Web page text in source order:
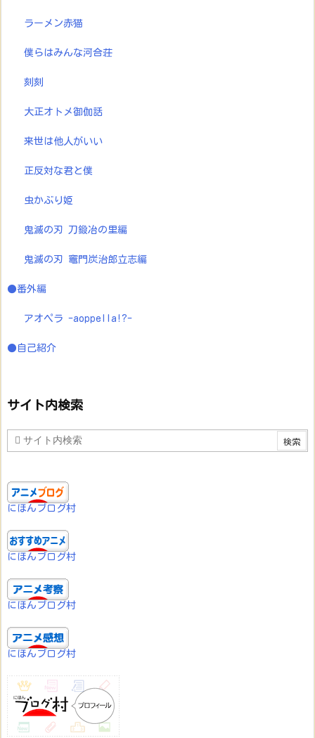
ラーメン赤猫
僕らはみんな河合荘
刻刻
大正オトメ御伽話
来世は他人がいい
正反対な君と僕
虫かぶり姫
鬼滅の刃 刀鍛冶の里編
鬼滅の刃 竈門炭治郎立志編
●番外編
アオペラ -aoppella!?-
●自己紹介
サイト内検索
にほんブログ村
にほんブログ村
にほんブログ村
にほんブログ村